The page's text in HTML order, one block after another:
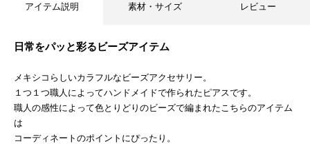
アイテム説明 素材・サイズ レビュー
日常をパッと彩るビーズアイテム
メキシコらしいカラフルなビーズアクセサリー。
１つ１つ職人によってハンドメイドで作られたピアスです。
職人の感性によって色とりどりのビーズで編まれたこちらのアイテム
は
コーディネートのポイントにぴったり。